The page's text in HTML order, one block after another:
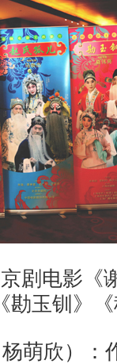
电影《
勘玉钏》
欣）：